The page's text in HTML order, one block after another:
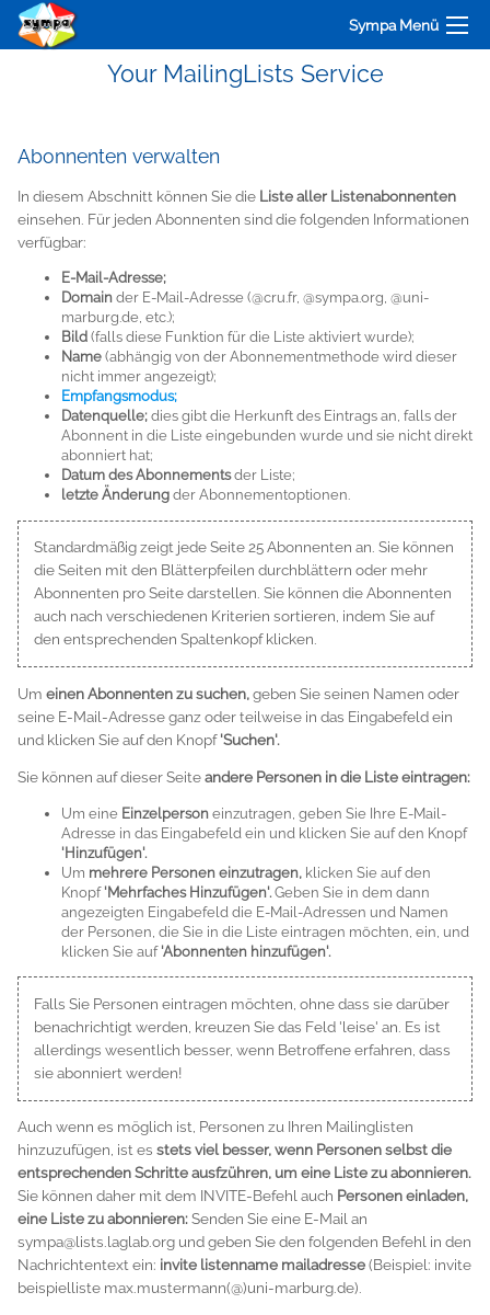
Sympa Menü
Your MailingLists Service
Abonnenten verwalten
In diesem Abschnitt können Sie die Liste aller Listenabonnenten
einsehen. Für jeden Abonnenten sind die folgenden Informationen
verfügbar:
E-Mail-Adresse;
Domain der E-Mail-Adresse (@cru.fr, @sympa.org, @uni-
marburg.de, etc.);
Bild (falls diese Funktion für die Liste aktiviert wurde);
Name (abhängig von der Abonnementmethode wird dieser
nicht immer angezeigt);
Empfangsmodus;
Datenquelle; dies gibt die Herkunft des Eintrags an, falls der
Abonnent in die Liste eingebunden wurde und sie nicht direkt
abonniert hat;
Datum des Abonnementsder Liste;
letzte Änderung der Abonnementoptionen.
Standardmäßig zeigt jede Seite 25 Abonnenten an. Sie können
die Seiten mit den Blätterpfeilen durchblättern oder mehr
Abonnenten pro Seite darstellen. Sie können die Abonnenten
auch nach verschiedenen Kriterien sortieren, indem Sie auf
den entsprechenden Spaltenkopf klicken.
Um einen Abonnenten zu suchen,geben Sie seinen Namen oder
seine E-Mail-Adresse ganz oder teilweise in das Eingabefeld ein
und klicken Sie auf den Knopf'Suchen'.
Sie können auf dieser Seiteandere Personen in die Liste eintragen:
Um eine Einzelperson einzutragen, geben Sie Ihre E-Mail-
Adresse in das Eingabefeld ein und klicken Sie auf den Knopf
'Hinzufügen'.
Um mehrere Personen einzutragen, klicken Sie auf den
Knopf 'Mehrfaches Hinzufügen'. Geben Sie in dem dann
angezeigten Eingabefeld die E-Mail-Adressen und Namen
der Personen, die Sie in die Liste eintragen möchten, ein, und
klicken Sie auf 'Abonnenten hinzufügen'.
Falls Sie Personen eintragen möchten, ohne dass sie darüber
benachrichtigt werden, kreuzen Sie das Feld 'leise' an. Es ist
allerdings wesentlich besser, wenn Betroffene erfahren, dass
sie abonniert werden!
Auch wenn es möglich ist, Personen zu Ihren Mailinglisten
hinzuzufügen, ist es stets viel besser, wenn Personen selbst die
entsprechenden Schritte ausfzühren, um eine Liste zu abonnieren.
Sie können daher mit dem INVITE-Befehl auch Personen einladen,
eine Liste zu abonnieren:Senden Sie eine E-Mail an
sympa@lists.laglab.org und geben Sie den folgenden Befehl in den
Nachrichtentext ein: invite listenname mailadresse(Beispiel: invite
beispielliste max.mustermann(@)uni-marburg.de).